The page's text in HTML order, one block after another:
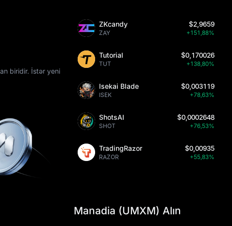
biridir. İstər yeni
ZKcandy
ZAY
$2,9659
+151,88%
Tutorial
TUT
$0,170026
+138,80%
Isekai Blade
ISEK
$0,003119
+78,63%
ShotsAI
SHOT
$0,0002648
+76,53%
TradingRazor
RAZOR
$0,00935
+55,83%
Manadia (UMXM) Alın